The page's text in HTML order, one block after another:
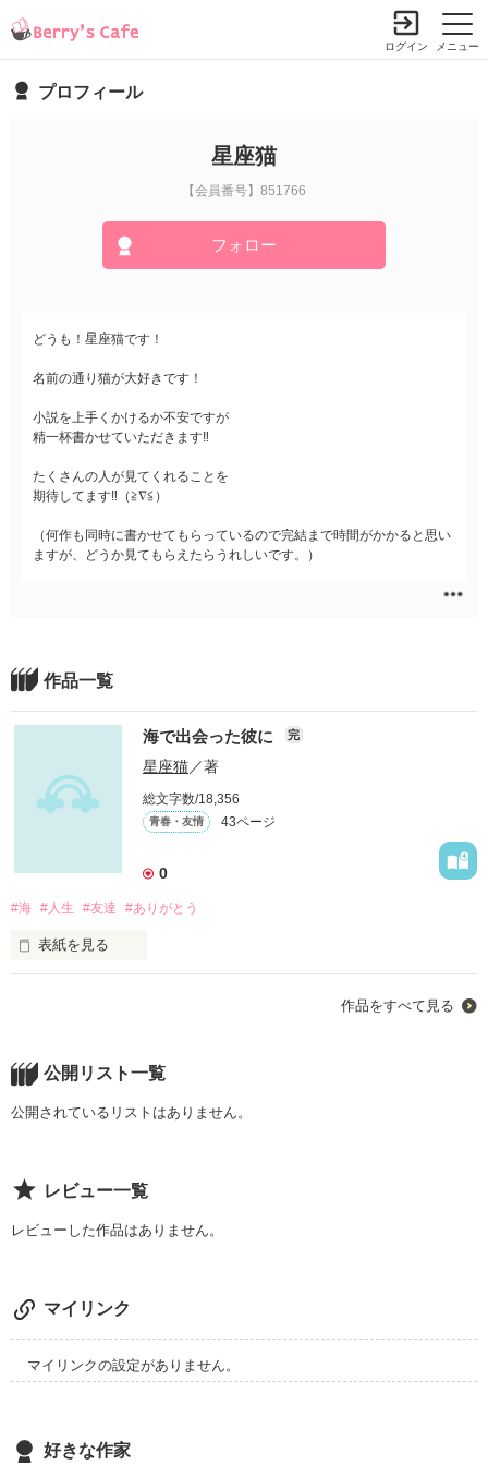
メニュー
ログイン
プロフィール
星座猫
【会員番号】851766
フォロー
どうも！星座猫です！
名前の通り猫が大好きです！
小説を上手くかけるか不安ですが
精一杯書かせていただきます‼︎
たくさんの人が見てくれることを
期待してます‼︎（≧∇≦）
（何作も同時に書かせてもらっているので完結まで時間がかかると思い
ますが、どうか見てもらえたらうれしいです。）
作品一覧
海で出会った彼に 完
星座猫／著
総文字数/18,356
青春・友情 43ページ
0
#海 #人生 #友達 #ありがとう
表紙を見る
生きる意味を失った私に、生きる意味を教えてくれたのは…海
があった。
作品をすべて見る
公開リスト一覧
公開されているリストはありません。
レビュー一覧
レビューした作品はありません。
マイリンク
マイリンクの設定がありません。
好きな作家